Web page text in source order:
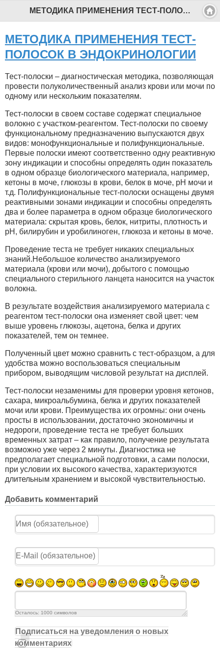
МЕТОДИКА ПРИМЕНЕНИЯ ТЕСТ-ПОЛОСОК В ЭНДОКРИНОЛОГИИ - Профессиональный педагог
МЕТОДИКА ПРИМЕНЕНИЯ ТЕСТ-
ПОЛОСОК В ЭНДОКРИНОЛОГИИ
Тест-полоски – диагностическая методика, позволяющая
провести полуколичественный анализ крови или мочи по
одному или нескольким показателям.
Тест-полоски в своем составе содержат специальное
волокно с участком-реагентом. Тест-полоски по своему
функциональному предназначению выпускаются двух
видов: монофункциональные и полифункциональные.
Первые полоски имеют соответственно одну реактивную
зону индикации и способны определять один показатель
в одном образце биологического материала, например,
кетоны в моче, глюкозы в крови, белок в моче, pH мочи и
т.д. Полифункциональные тест-полоски оснащены двумя
реактивными зонами индикации и способны определять
два и более параметра в одном образце биологического
материала: скрытая кровь, белок, нитриты, плотность и
рН, билирубин и уробилиноген, глюкоза и кетоны в моче.
Проведение теста не требует никаких специальных
знаний.Небольшое количество анализируемого
материала (крови или мочи), добытого с помощью
специального стерильного ланцета наносится на участок
волокна.
В результате воздействия анализируемого материала с
реагентом тест-полоски она изменяет свой цвет: чем
выше уровень глюкозы, ацетона, белка и других
показателей, тем он темнее.
Полученный цвет можно сравнить с тест-образцом, а для
удобства можно воспользоваться специальным
прибором, выводящим числовой результат на дисплей.
Тест-полоски незаменимы для проверки уровня кетонов,
сахара, микроальбумина, белка и других показателей
мочи или крови. Преимущества их огромны: они очень
просты в использовании, достаточно экономичны и
недороги, проведение теста не требует больших
временных затрат – как правило, получение результата
возможно уже через 2 минуты. Диагностика не
предполагает специальной подготовки, а сами полоски,
при условии их высокого качества, характеризуются
длительным хранением и высокой чувствительностью.
Добавить комментарий
Осталось: 1000 символов
Подписаться на уведомления о новых
комментариях